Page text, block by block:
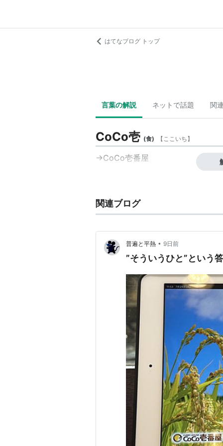
はてなブログ トップ
言葉の解説 ネットで話題 関
CoCo壱 (食) 【ここいち】
→CoCo壱番屋
関連ブログ
普遍と平熱 • 9日前
”そういうひと”という